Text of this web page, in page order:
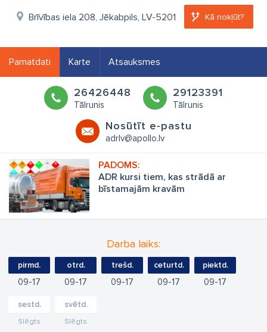
Brīvības iela 208, Jēkabpils, LV-5201 Kā nokļūt?
Pamatdati Karte Atsauksmes
26426448
Tālrunis
29123391
Tālrunis
Nosūtīt e-pastu
adrlv@apollo.lv
ADR kursi tiem, kas strādā ar
bīstamajām kravām
Darba laiks:
pirmd.
09 17
otrd.
09 17
trešd.
09 17
ceturtd.
09 17
piektd.
09 17
sestd.
Slēgts
svētd.
Slēgts